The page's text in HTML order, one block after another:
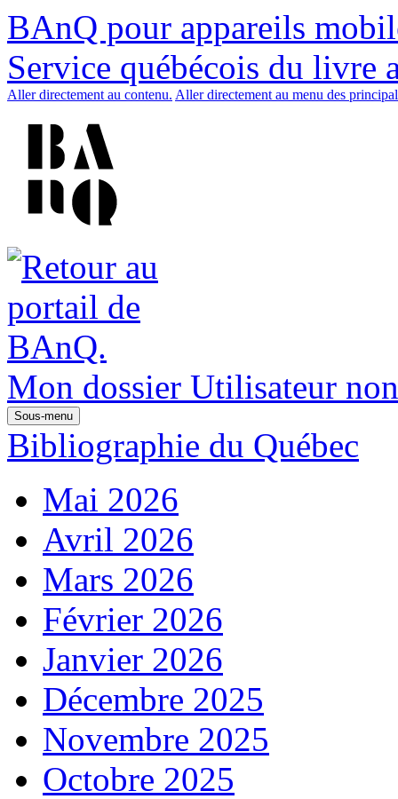
BAnQ pour appareils
Service québécois du livre
Aller directement au contenu. Aller directement au menu des
Mon dossier Utilisateur
Sous-menu
Bibliographie du Québec
Mai 2026
Avril 2026
Mars 2026
Février 2026
Janvier 2026
Décembre 2025
Novembre 2025
Octobre 2025